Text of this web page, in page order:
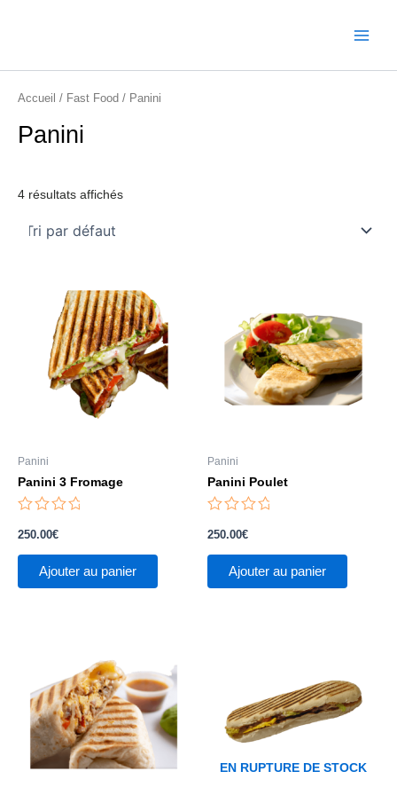
Menu
Accueil / Fast Food / Panini
Panini
4 résultats affichés
Panini
Panini 3 Fromage
0
sur
250.00€
Ajouter au panier
Panini
Panini Poulet
0
sur
250.00€
Ajouter au panier
EN RUPTURE DE STOCK